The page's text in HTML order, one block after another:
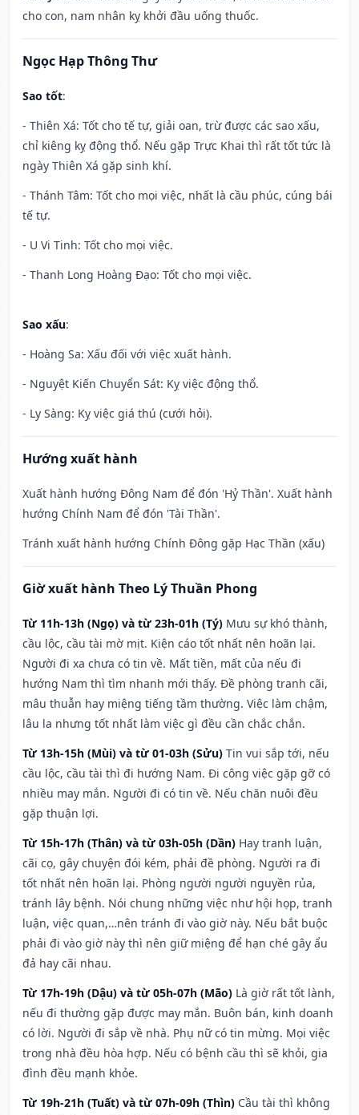
cho con, nam nhân kỵ khởi đầu uống thuốc.
Ngọc Hạp Thông Thư
Sao tốt:
- Thiên Xá: Tốt cho tế tự, giải oan, trừ được các sao xấu,
chỉ kiêng kỵ động thổ. Nếu gặp Trực Khai thì rất tốt tức là
ngày Thiên Xá gặp sinh khí.
- Thánh Tâm: Tốt cho mọi việc, nhất là cầu phúc, cúng bái
tế tự.
- U Vi Tinh: Tốt cho mọi việc.
- Thanh Long Hoàng Đạo: Tốt cho mọi việc.
Sao xấu:
- Hoàng Sa: Xấu đối với việc xuất hành.
- Nguyệt Kiến Chuyển Sát: Kỵ việc động thổ.
- Ly Sàng: Kỵ việc giá thú (cưới hỏi).
Hướng xuất hành
Xuất hành hướng Đông Nam để đón 'Hỷ Thần'. Xuất hành
hướng Chính Nam để đón 'Tài Thần'.
Tránh xuất hành hướng Chính Đông gặp Hạc Thần (xấu)
Giờ xuất hành Theo Lý Thuần Phong
Từ 11h-13h (Ngọ) và từ 23h-01h (Tý) Mưu sự khó thành,
cầu lộc, cầu tài mờ mịt. Kiện cáo tốt nhất nên hoãn lại.
Người đi xa chưa có tin về. Mất tiền, mất của nếu đi
hướng Nam thì tìm nhanh mới thấy. Đề phòng tranh cãi,
mâu thuẫn hay miệng tiếng tầm thường. Việc làm chậm,
lâu la nhưng tốt nhất làm việc gì đều cần chắc chắn.
Từ 13h-15h (Mùi) và từ 01-03h (Sửu) Tin vui sắp tới, nếu
cầu lộc, cầu tài thì đi hướng Nam. Đi công việc gặp gỡ có
nhiều may mắn. Người đi có tin về. Nếu chăn nuôi đều
gặp thuận lợi.
Từ 15h-17h (Thân) và từ 03h-05h (Dần) Hay tranh luận,
cãi cọ, gây chuyện đói kém, phải đề phòng. Người ra đi
tốt nhất nên hoãn lại. Phòng người người nguyền rủa,
tránh lây bệnh. Nói chung những việc như hội họp, tranh
luận, việc quan,…nên tránh đi vào giờ này. Nếu bắt buộc
phải đi vào giờ này thì nên giữ miệng để hạn ché gây ẩu
đả hay cãi nhau.
Từ 17h-19h (Dậu) và từ 05h-07h (Mão) Là giờ rất tốt lành,
nếu đi thường gặp được may mắn. Buôn bán, kinh doanh
có lời. Người đi sắp về nhà. Phụ nữ có tin mừng. Mọi việc
trong nhà đều hòa hợp. Nếu có bệnh cầu thì sẽ khỏi, gia
đình đều mạnh khỏe.
Từ 19h-21h (Tuất) và từ 07h-09h (Thìn) Cầu tài thì không